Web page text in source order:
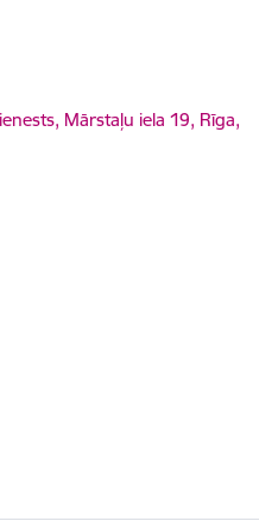
Mārstaļu iela 19, Rīga,